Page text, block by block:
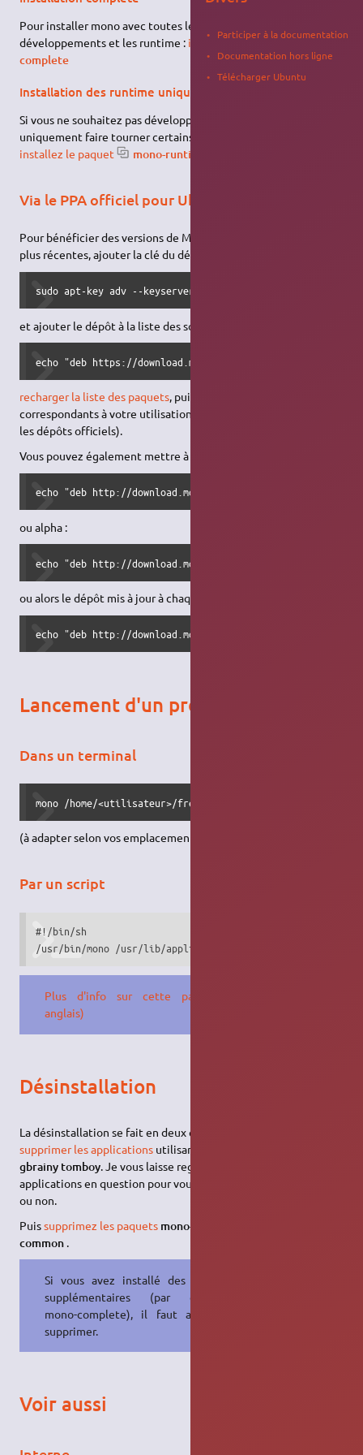
Pour installer mono avec toutes les librairies, les outils de
développements et les runtime : installez le paquet
mono-
complete
Installation des runtime uniquement
Si vous ne souhaitez pas développer d'applications mais
uniquement faire tourner certains programmes utilisant mono,
installez le paquet
mono-runtime
Via le PPA officiel pour Ubuntu 20.04
Pour bénéficier des versions de Mono et de Monodevelop les
plus récentes, ajouter la clé du dépôt :
sudo apt-key adv --keyserver hkp://keyserver.ubuntu.com:80 --
et ajouter le dépôt à la liste des sources :
echo "deb https://download.mono-project.com/repo/
recharger la liste des paquets, puis
correspondants à votre utilisation (cf. la partie d'installation par
les dépôts officiels).
Vous pouvez également mettre à jour Mono via le canal bêta :
echo "deb http://download.mono-project.com/repo/
ou alpha :
echo "deb http://download.mono-project.com/repo/
ou alors le dépôt mis à jour à chaque commit git
echo "deb http://download.mono-project.com/repo/
Lancement d'un programme
Dans un terminal
mono /home/<utilisateur>/freemi/FreeMi.exe
(à adapter selon vos emplacements et programmes)
Par un script
#!/bin/sh
/usr/bin/mono /usr/lib/application/monprogram.exe
Plus d'info sur cette page (en
anglais)
Désinstallation
La désinstallation se fait en deux étapes, il faut tout d'abord
supprimer les applications utilisant les librairies mono :
gbrainy tomboy. Je vous laisse regarder les pages les
applications en question pour vous faire une idée de leur utilité
ou non.
Puissupprimez les paquets mono-runtime libgdiplus cli-
common .
Si vous avez installé des paquets
supplémentaires (par exemple
mono-complete), il faut aussi les
supprimer.
Voir aussi
Participer à la documentation
Documentation hors ligne
Télécharger Ubuntu